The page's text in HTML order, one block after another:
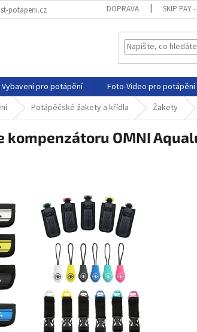
potapeni.cz DOPRAVA SKIP PAY
Vybavení pro potápění Foto-Video pro potápění
Potápěčské žakety a křídla Žakety
kompenzátoru OMNI